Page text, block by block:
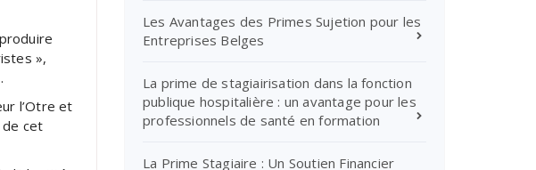
»,
l’Otre et
de cet
Les Avantages des Primes Sujetion pour les
Entreprises Belges
La prime de stagiairisation dans la fonction
publique hospitalière : un avantage pour les
professionnels de santé en formation
La Prime Stagiaire : Un Soutien Financier